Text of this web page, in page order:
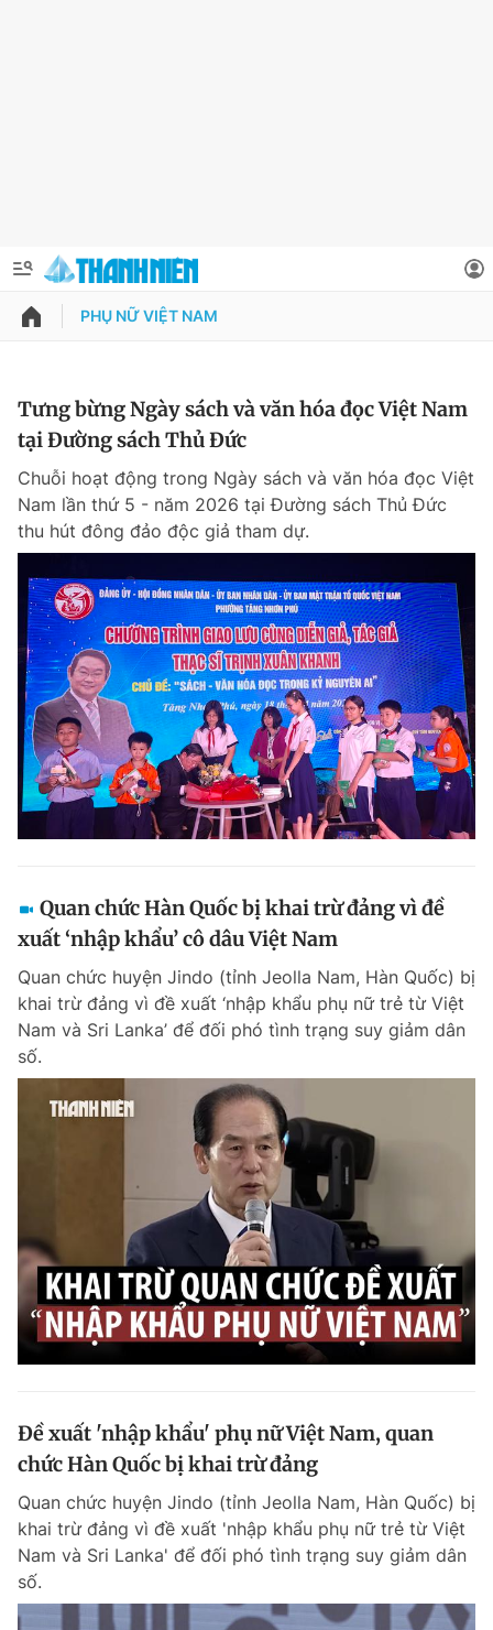
QUẢNG CÁO ĐẶT BÁO
Chuyên mục khác
Chào ngày mới
Tin thị trường Tin 360
Video Magazine
Sản phẩm khác
Bạn cần biết
Thông tin tòa soạn Liên hệ quảng cáo
Đọc Thanh Niên trên điện thoại
Theo dõi báo trên
Hotline
0906 645 777
Liên hệ quảng cáo
0908 780 404
Đặt báo Quảng cáo RSS Tòa soạn Chính sách bảo
Phó tổng biên tập: Lâm Hiếu Dũng
Phó tổng biên tập: Trần Việt Hưng
Tổng thư ký tòa soạn: Đức Trung
Giấy phép xuất bản số 110/GP - BTTTT cấp ngày 24.3.2020
© 2003-2026 Bản quyền thuộc về Báo Thanh Niên. Cấm sao chép
dưới mọi hình thức nếu không có sự chấp thuận bằng văn bản.
Phát triển bởi ePi Technologies, JSC.
Thông tin tài khoản
Đổi mật khẩu
Tin đã lưu
Tin đã xem
Đăng xuất
PHỤ NỮ VIỆT NAM
Tưng bừng Ngày sách và văn hóa đọc Việt Nam
tại Đường sách Thủ Đức
Chuỗi hoạt động trong Ngày sách và văn hóa đọc Việt
Nam lần thứ 5 - năm 2026 tại Đường sách Thủ Đức
thu hút đông đảo độc giả tham dự.
Quan chức Hàn Quốc bị khai trừ đảng vì đề
xuất ‘nhập khẩu’ cô dâu Việt Nam
Quan chức huyện Jindo (tỉnh Jeolla Nam, Hàn Quốc) bị
khai trừ đảng vì đề xuất ‘nhập khẩu phụ nữ trẻ từ Việt
Nam và Sri Lanka’ để đối phó tình trạng suy giảm dân
số.
Đề xuất 'nhập khẩu' phụ nữ Việt Nam, quan
chức Hàn Quốc bị khai trừ đảng
Quan chức huyện Jindo (tỉnh Jeolla Nam, Hàn Quốc) bị
khai trừ đảng vì đề xuất 'nhập khẩu phụ nữ trẻ từ Việt
Nam và Sri Lanka' để đối phó tình trạng suy giảm dân
số.